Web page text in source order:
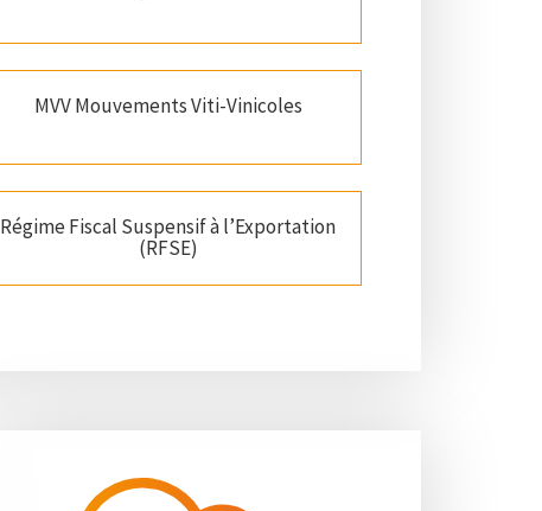
MVV Mouvements Viti-Vinicoles
Régime Fiscal Suspensif à l’Exportation
(RFSE)